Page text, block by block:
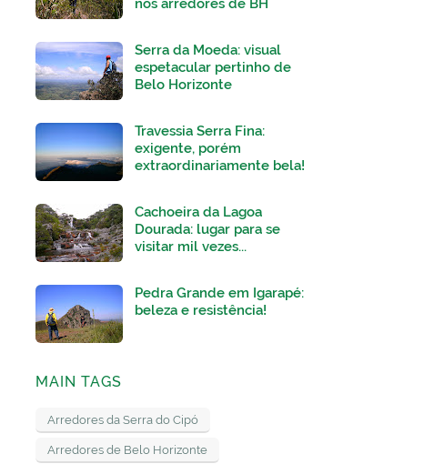
nos arredores de BH
Serra da Moeda: visual
espetacular pertinho de
Belo Horizonte
Travessia Serra Fina:
exigente, porém
extraordinariamente bela!
Cachoeira da Lagoa
Dourada: lugar para se
visitar mil vezes...
Pedra Grande em Igarapé:
beleza e resistência!
MAIN TAGS
Arredores da Serra do Cipó
Arredores de Belo Horizonte